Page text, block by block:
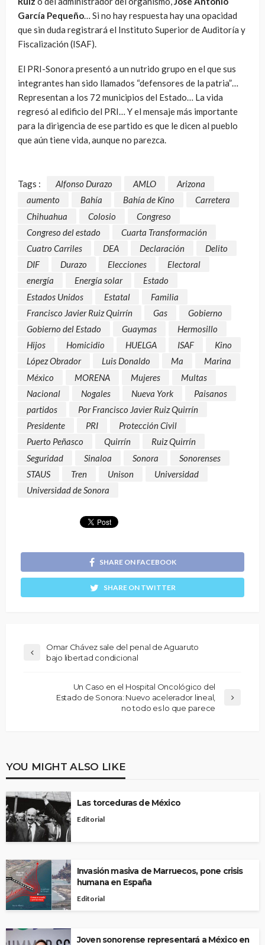
García Pequeño… Si no hay respuesta hay una opacidad
que sin duda registrará el Instituto Superior de Auditoría y
Fiscalización (ISAF).
El PRI-Sonora presentó a un nutrido grupo en el que sus
integrantes han sido llamados “defensores de la patria”…
Representan a los 72 municipios del Estado… La vida
regresó al edificio del PRI… Y el mensaje más importante
para la dirigencia de ese partido es que le dicen al pueblo
que aún tiene vida, aunque no parezca.
Tags : Alfonso Durazo AMLO
Arizona
aumento
Bahía Bahía de Kino
Carretera
Chihuahua
Colosio
Congreso
Congreso del estado
Cuarta Transformación
Cuatro Carriles
DEA Declaración
Delito
DIF
Durazo Elecciones
Electoral
energía
Energía solar
Estado
Estados Unidos
Estatal
Familia
Francisco Javier Ruiz Quirrín
Gas
Gobierno
Gobierno del Estado
Guaymas
Hermosillo
Hijos
Homicidio HUELGA ISAF
Kino
López Obrador
Luis Donaldo Ma
Marina
México
MORENA Mujeres
Multas
Nacional
Nogales Nueva York
Paisanos
partidos
Por Francisco Javier Ruiz Quirrín
Presidente
PRI
Protección Civil
Puerto Peñasco
Quirrín
Ruiz Quirrín
Seguridad
Sinaloa Sonora
Sonorenses
STAUS
Tren Unison
Universidad
Universidad de Sonora
SHARE ON FACEBOOK
SHARE ON TWITTER
Omar Chávez sale del penal de Aguaruto
bajo libertad condicional
Un Caso en el Hospital Oncológico del
Estado de Sonora: Nuevo acelerador lineal,
no todo es lo que parece
YOU MIGHT ALSO LIKE
Las torceduras de México
Editorial
Invasión masiva de Marruecos, pone crisis
humana en España
Editorial
Joven sonorense representará a México en